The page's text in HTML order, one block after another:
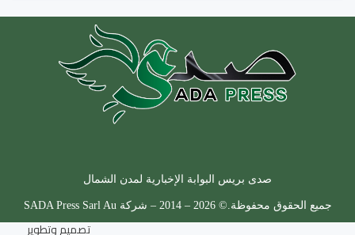
صدى بريس البوابة الإخبارية لمدن الشمال
جميع الحقوق محفوظة.© 2026 – 2014 – شركة SADA Press Sarl Au
تصميم وتطوير